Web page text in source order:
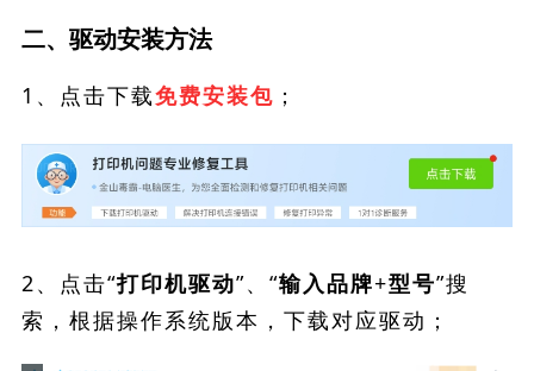
二、驱动安装方法
1、点击下载免费安装包 ；
2、点击“打印机驱动”、“输入品牌+型号”搜
索，根据操作系统版本，下载对应驱动；